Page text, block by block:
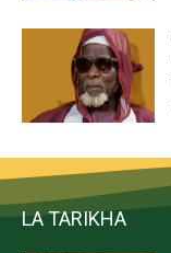
LA TARIKHA